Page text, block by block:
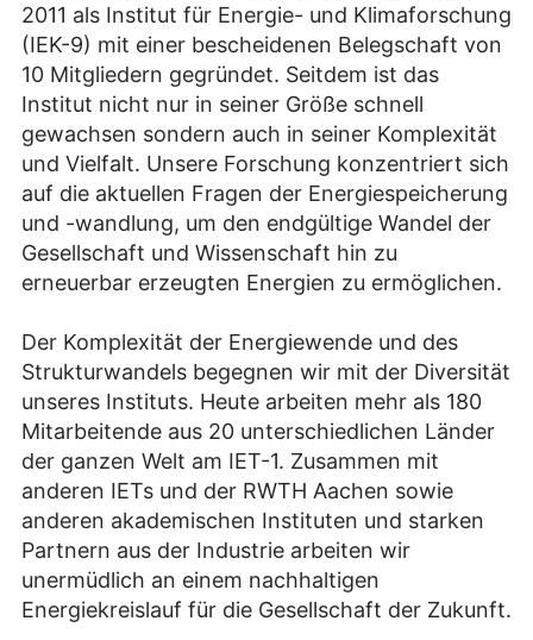
2011 als Institut für Energie- und Klimaforschung
(IEK-9) mit einer bescheidenen Belegschaft von
10 Mitgliedern gegründet. Seitdem ist das
Institut nicht nur in seiner Größe schnell
gewachsen sondern auch in seiner Komplexität
und Vielfalt. Unsere Forschung konzentriert sich
auf die aktuellen Fragen der Energiespeicherung
und -wandlung, um den endgültige Wandel der
Gesellschaft und Wissenschaft hin zu
erneuerbar erzeugten Energien zu ermöglichen.
Der Komplexität der Energiewende und des
Strukturwandels begegnen wir mit der Diversität
unseres Instituts. Heute arbeiten mehr als 180
Mitarbeitende aus 20 unterschiedlichen Länder
der ganzen Welt am IET-1. Zusammen mit
anderen IETs und der RWTH Aachen sowie
anderen akademischen Instituten und starken
Partnern aus der Industrie arbeiten wir
unermüdlich an einem nachhaltigen
Energiekreislauf für die Gesellschaft der Zukunft.